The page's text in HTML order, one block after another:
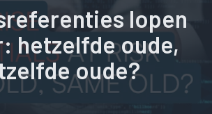
lopen
hetzelfde oude,
oude?